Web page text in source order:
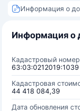
Информация о
Информация о
Кадастровый
63:03:0212019:1039
Кадастровая
44 418 084,39
Дата обновления